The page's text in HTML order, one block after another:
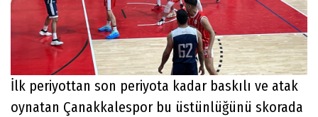
İlk periyottan son periyota kadar baskılı ve atak
oynatan Çanakkalespor bu üstünlüğünü skorada